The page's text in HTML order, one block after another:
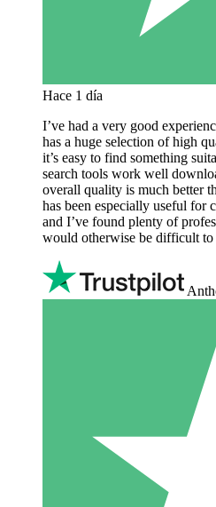
Hace 1 día
I’ve had a very good
has a huge selection of high
it’s easy to find something
search tools work well
overall quality is much better
has been especially useful for
and I’ve found plenty of
would otherwise be difficult to